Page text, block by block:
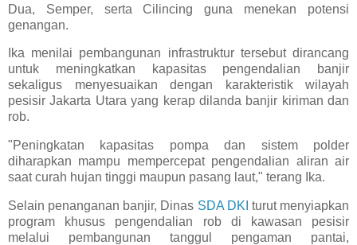
Dua, Semper, serta Cilincing guna menekan potensi
genangan.
Ika menilai pembangunan infrastruktur tersebut dirancang
untuk meningkatkan kapasitas pengendalian banjir
sekaligus menyesuaikan dengan karakteristik wilayah
pesisir Jakarta Utara yang kerap dilanda banjir kiriman dan
rob.
"Peningkatan kapasitas pompa dan sistem polder
diharapkan mampu mempercepat pengendalian aliran air
saat curah hujan tinggi maupun pasang laut," terang Ika.
Selain penanganan banjir, Dinas SDA DKI turut menyiapkan
program khusus pengendalian rob di kawasan pesisir
melalui pembangunan tanggul pengaman pantai,